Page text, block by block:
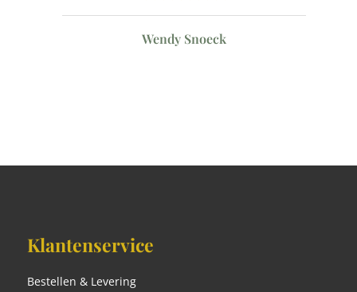
Wendy Snoeck
Klantenservice
Bestellen & Levering